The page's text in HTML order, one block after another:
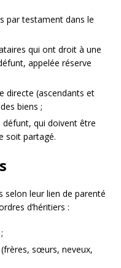
par testament dans le
qui ont droit à une
appelée réserve
directe (ascendants et
biens ;
qui doivent être
soit partagé.
selon leur lien de parenté
d’héritiers :
sœurs, neveux,